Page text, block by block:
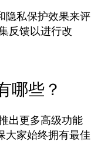
隐私保护效果来评
反馈以进行改
哪些？
出更多高级功能
大家始终拥有最佳